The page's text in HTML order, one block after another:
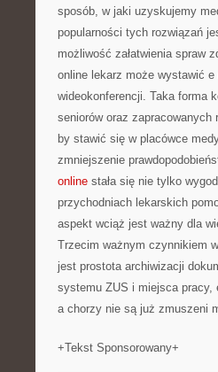
sposób, w jaki uzyskujemy
popularności tych rozwiązań
możliwość załatwienia spraw
online lekarz może wystawić
wideokonferencji. Taka forma
seniorów oraz
by stawić się w placówce
zmniejszenie
online stała się nie tylko
przychodniach lekarskich
aspekt wciąż jest ważny dla
Trzecim ważnym czynnikiem
jest prostota archiwizacji
systemu ZUS i miejsca pracy,
a chorzy nie są już zmuszeni
+Tekst Sponsorowany+